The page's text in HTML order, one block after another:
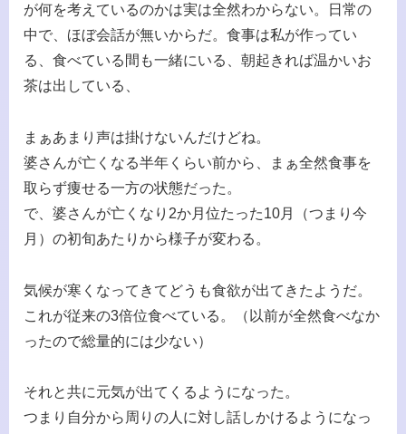
が何を考えているのかは実は全然わからない。日常の
中で、ほぼ会話が無いからだ。食事は私が作ってい
る、食べている間も一緒にいる、朝起きれば温かいお
茶は出している、
まぁあまり声は掛けないんだけどね。
婆さんが亡くなる半年くらい前から、まぁ全然食事を
取らず痩せる一方の状態だった。
で、婆さんが亡くなり2か月位たった10月（つまり今
月）の初旬あたりから様子が変わる。
気候が寒くなってきてどうも食欲が出てきたようだ。
これが従来の3倍位食べている。（以前が全然食べなか
ったので総量的には少ない）
それと共に元気が出てくるようになった。
つまり自分から周りの人に対し話しかけるようになっ